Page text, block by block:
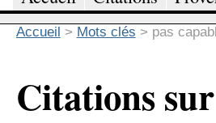
Accueil > Mots clés > pas
Citations